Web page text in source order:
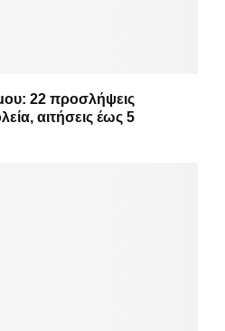
22 προσλήψεις
αιτήσεις έως 5